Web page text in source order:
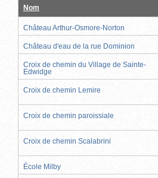
Nom
Château Arthur-Osmore-Norton
Château d'eau de la rue Dominion
Croix de chemin du Village de Sainte-
Edwidge
Croix de chemin Lemire
Croix de chemin paroissiale
Croix de chemin Scalabrini
École Milby